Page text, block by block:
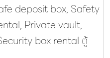
deposit box, Safety
Private vault,
box rental ตู้